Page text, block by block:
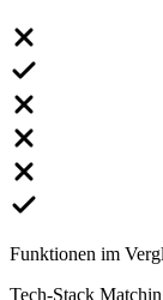
Funktionen im
Tech-Stack